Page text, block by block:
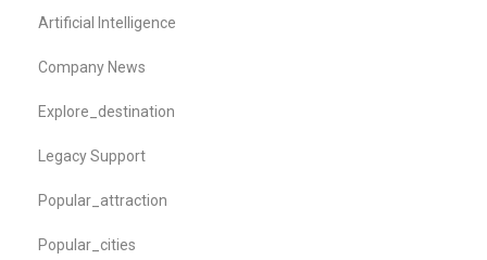
Artificial Intelligence
Company News
Explore_destination
Legacy Support
Popular_attraction
Popular_cities